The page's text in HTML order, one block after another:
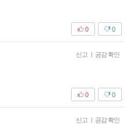
0
0
신고 | 공감 확인
0
0
신고 | 공감 확인